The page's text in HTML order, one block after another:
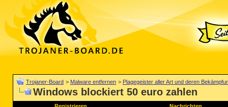
Trojaner-Board > Malware entfernen > Plagegeister aller Art und deren
Windows blockiert 50 euro zahlen